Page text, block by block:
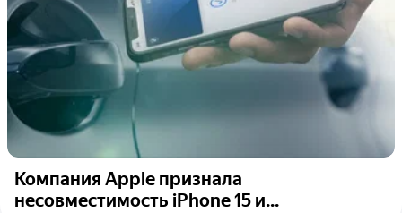
Компания Apple признала
несовместимость iPhone 15 и...